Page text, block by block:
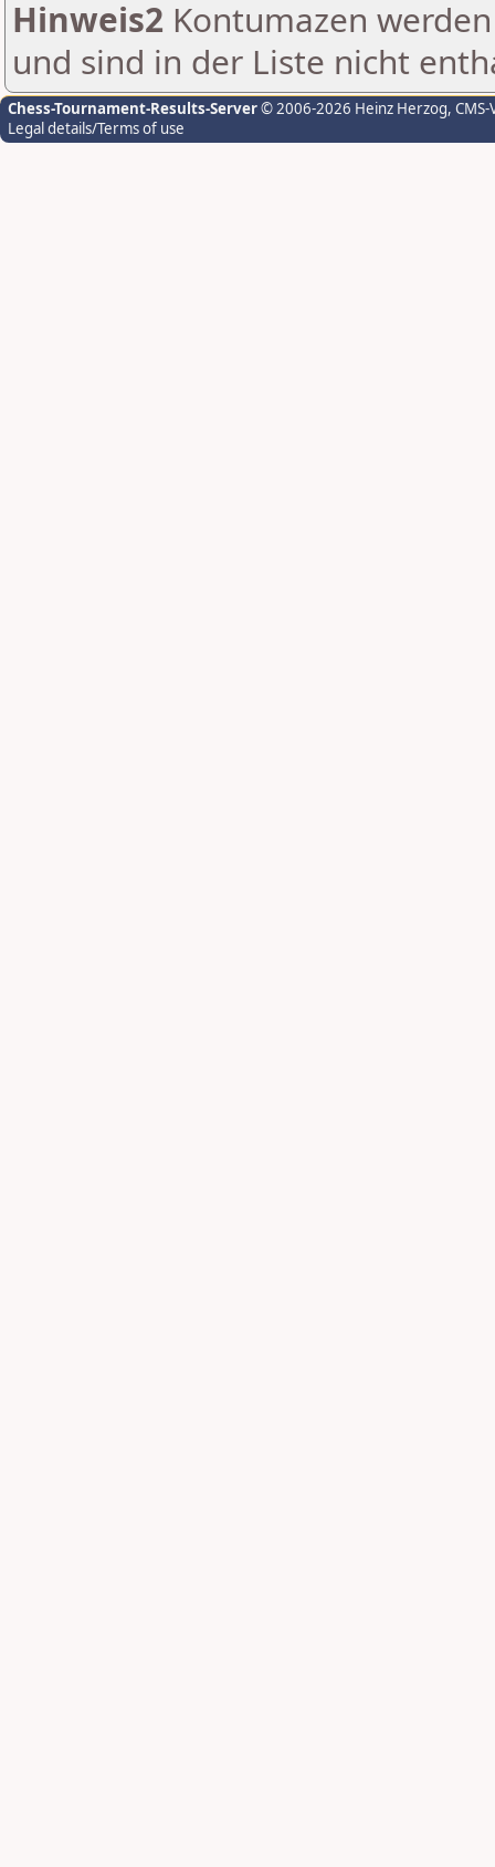
Hinweis2 Kontumazen
und sind in der Liste nicht
Chess-Tournament-Results-Server© 2006-2026 Heinz Herzog,
Legal details/Terms of use